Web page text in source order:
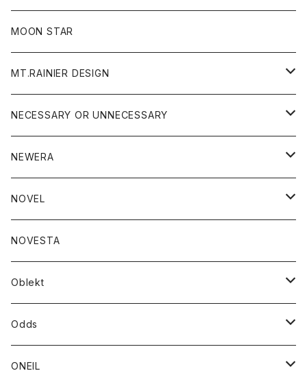
フリース
ジャケット
ニット
パンツ
帽子
MOON STAR
MT.RAINIER DESIGN
アウター
コート
ジャケット
アクセサリー
バッグ
グッズ
ウォレット
靴
トップス
ジャケット
シャツ
ボトム
ショートパンツ
パンツ
レディース
シャツ
NECESSARY OR UNNECESSARY
アウター
コート
ジャケット
アクセサリー
バッグ
ブレスレット
グッズ
靴
ストール/マフラー
トップス
シャツ
シャツジャケット
ボトム
ショートパンツ
NEWERA
帽子
NOVEL
トップス
カットソー
スエット
ボトム
NOVESTA
Oblekt
ボトム
ショートパンツ
レディース
Odds
帽子
ONEIL